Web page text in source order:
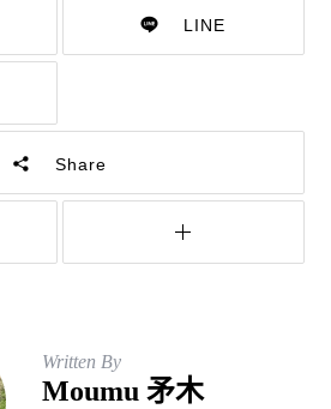
LINE
Share
Written By
Moumu 矛木